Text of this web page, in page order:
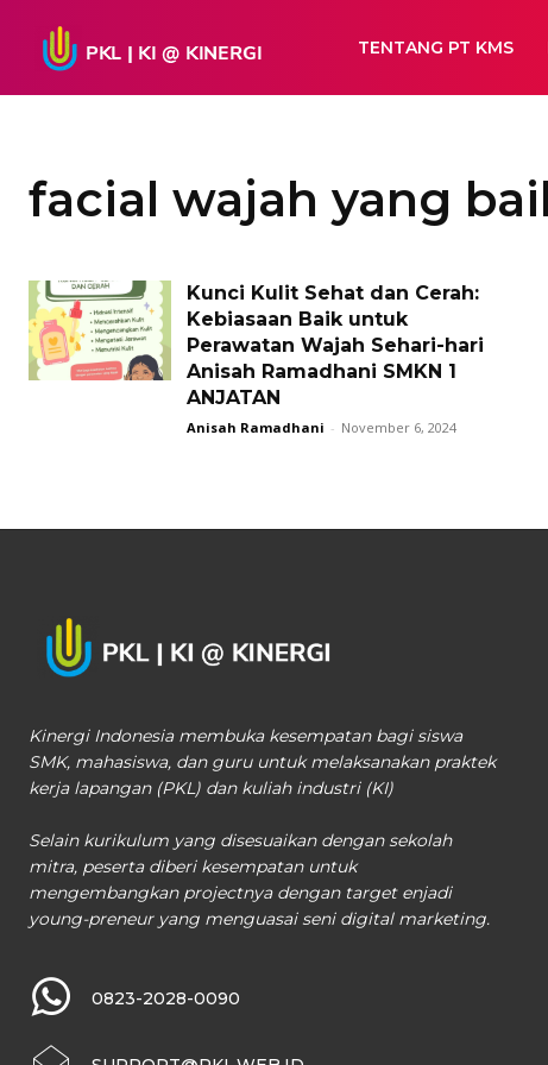
TENTANG PT KMS
facial wajah yang
Kunci Kulit Sehat dan Cerah:
Kebiasaan Baik untuk
Perawatan Wajah Sehari-hari
Anisah Ramadhani SMKN 1
ANJATAN
Anisah Ramadhani - November 6, 2024
Kinergi Indonesia membuka kesempatan bagi siswa
SMK, mahasiswa, dan guru untuk melaksanakan praktek
kerja lapangan (PKL) dan kuliah industri (KI)
Selain kurikulum yang disesuaikan dengan sekolah
mitra, peserta diberi kesempatan untuk
mengembangkan projectnya dengan target enjadi
young-preneur yang menguasai seni digital marketing.
0823-2028-0090